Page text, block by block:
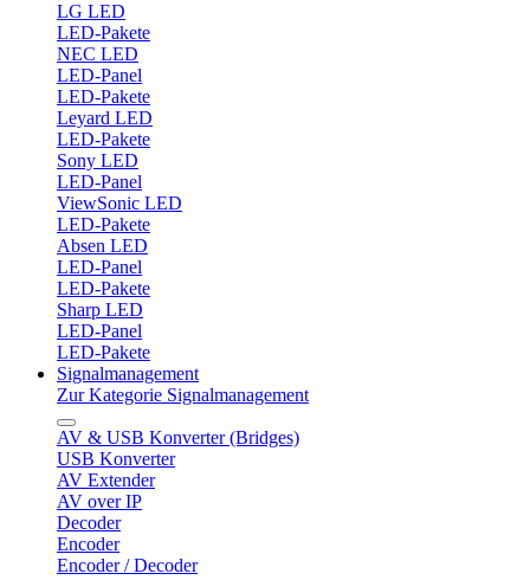
LG LED
LED-Pakete
NEC LED
LED-Panel
LED-Pakete
Leyard LED
LED-Pakete
Sony LED
LED-Panel
ViewSonic LED
LED-Pakete
Absen LED
LED-Panel
LED-Pakete
Sharp LED
LED-Panel
LED-Pakete
Signalmanagement
Zur Kategorie Signalmanagement
AV & USB Konverter (Bridges)
USB Konverter
AV Extender
AV over IP
Decoder
Encoder
Encoder / Decoder